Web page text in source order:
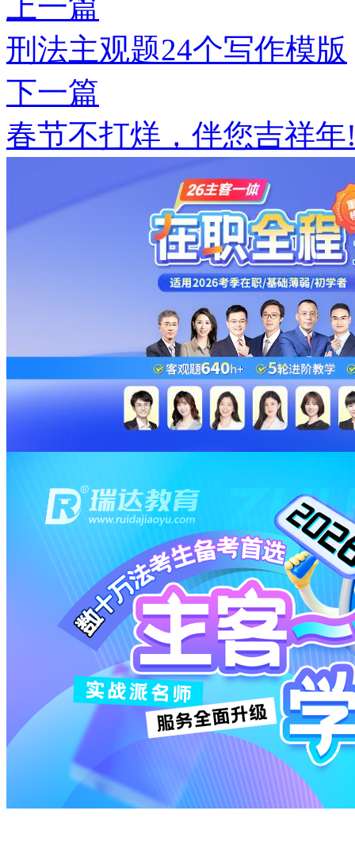
刑法主观题24个写作模版
下一篇
春节不打烊，伴您吉祥年